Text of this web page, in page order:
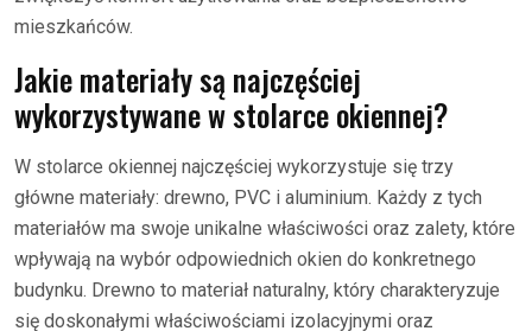
mieszkańców.
Jakie materiały są najczęściej
wykorzystywane w stolarce okiennej?
W stolarce okiennej najczęściej wykorzystuje się trzy
główne materiały: drewno, PVC i aluminium. Każdy z tych
materiałów ma swoje unikalne właściwości oraz zalety, które
wpływają na wybór odpowiednich okien do konkretnego
budynku. Drewno to materiał naturalny, który charakteryzuje
się doskonałymi właściwościami izolacyjnymi oraz